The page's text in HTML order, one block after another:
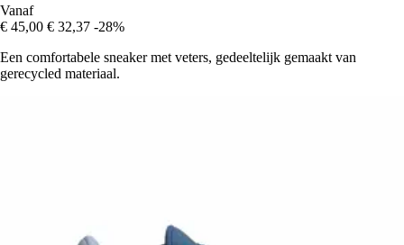
Vanaf
€ 45,00 € 32,37 -28%
Een comfortabele sneaker met veters, gedeeltelijk gemaakt van
gerecycled materiaal.